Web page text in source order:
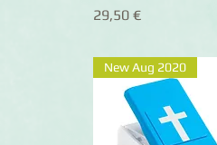
Preis
29,50 €
New Aug 2020